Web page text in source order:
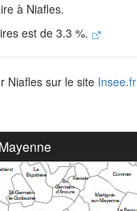
à Niafles.
est de 3.3 %.
Niafles sur le site Insee.fr